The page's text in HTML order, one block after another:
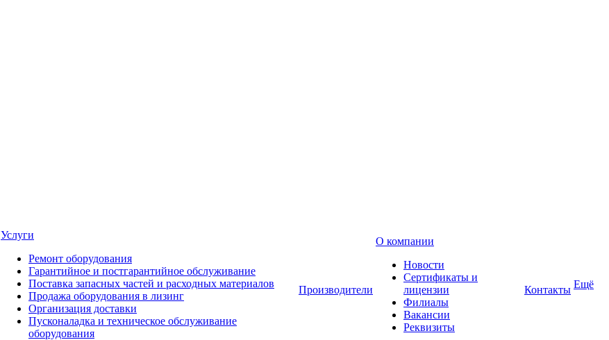
Услуги
Ремонт оборудования
Гарантийное и постгарантийное обслуживание
Поставка запасных частей и расходных материалов
Продажа оборудования в лизинг
Организация доставки
Пусконаладка и техническое обслуживание
оборудования
Производители
О компании
Новости
Сертификаты и
лицензии
Филиалы
Вакансии
Реквизиты
Контакты Ещё